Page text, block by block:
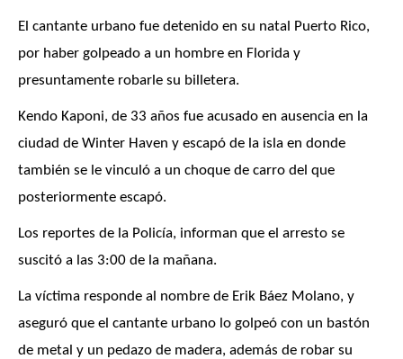
El cantante urbano fue detenido en su natal Puerto Rico,
por haber golpeado a un hombre en Florida y
presuntamente robarle su billetera.
Kendo Kaponi, de 33 años fue acusado en ausencia en la
ciudad de Winter Haven y escapó de la isla en donde
también se le vinculó a un choque de carro del que
posteriormente escapó.
Los reportes de la Policía, informan que el arresto se
suscitó a las 3:00 de la mañana.
La víctima responde al nombre de Erik Báez Molano, y
aseguró que el cantante urbano lo golpeó con un bastón
de metal y un pedazo de madera, además de robar su